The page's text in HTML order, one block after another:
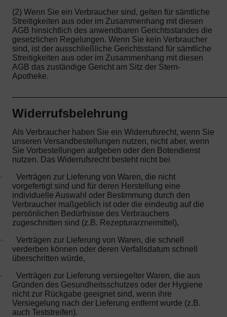
(2) Wenn Sie ein Verbraucher sind, gelten für sämtliche
Streitigkeiten aus oder im Zusammenhang mit diesen
AGB hinsichtlich des anwendbaren Gerichtsstandes die
gesetzlichen Regelungen. Wenn Sie kein Verbraucher
sind, ist der ausschließliche Gerichtsstand für sämtliche
Streitigkeiten aus oder im Zusammenhang mit diesen
AGB das zuständige Gericht am Sitz der Stern-
Apotheke.
Widerrufsbelehrung
Als Verbraucher haben Sie ein Widerrufsrecht, wenn Sie
unseren Versandbestellungen nutzen, nicht aber, wenn
Sie Vorbestellungen aufgeben oder den Botendienst
nutzen. Das Widerrufsrecht besteht nicht bei
·
Verträgen zur Lieferung von Waren, die nicht
vorgefertigt sind und für deren Herstellung eine
individuelle Auswahl oder Bestimmung durch den
Verbraucher maßgeblich ist oder die eindeutig auf die
persönlichen Bedürfnisse des Verbrauchers
zugeschnitten sind (z.B. Rezepturarzneimittel),
·
Verträgen zur Lieferung von Waren, die schnell
verderben können oder deren Verfallsdatum schnell
überschritten würde,
·
Verträgen zur Lieferung versiegelter Waren, die aus
Gründen des Gesundheitsschutzes oder der Hygiene
nicht zur Rückgabe geeignet sind, wenn ihre
Versiegelung nach der Lieferung entfernt wurde (z.B.
auch Teststreifen).